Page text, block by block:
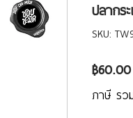
ปลากร
SKU:
฿60.00
ภาษี รว